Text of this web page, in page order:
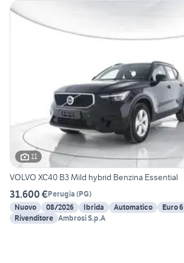
11
VOLVO XC40 B3 Mild hybrid Benzina Essential
31.600 €Perugia (PG)
Nuovo
08/2026 Ibrida Automatico
Euro 6
Rivenditore Ambrosi S.p.A